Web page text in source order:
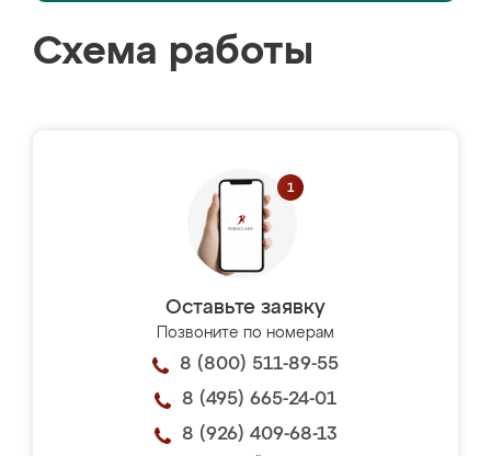
Схема работы
Оставьте заявку
Позвоните по номерам
8 (800) 511-89-55
8 (495) 665-24-01
8 (926) 409-68-13